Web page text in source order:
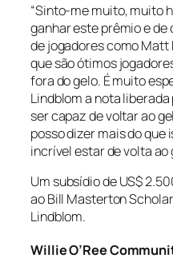
“Sinto-me muito, muito
ganhar este prêmio e
de jogadores como Matt
que são ótimos
fora do gelo. É muito
Lindblom a nota liberada
ser capaz de voltar ao
posso dizer mais do que
incrível estar de volta ao
Um subsídio de US$
ao Bill Masterton
Lindblom.
Willie O’Ree